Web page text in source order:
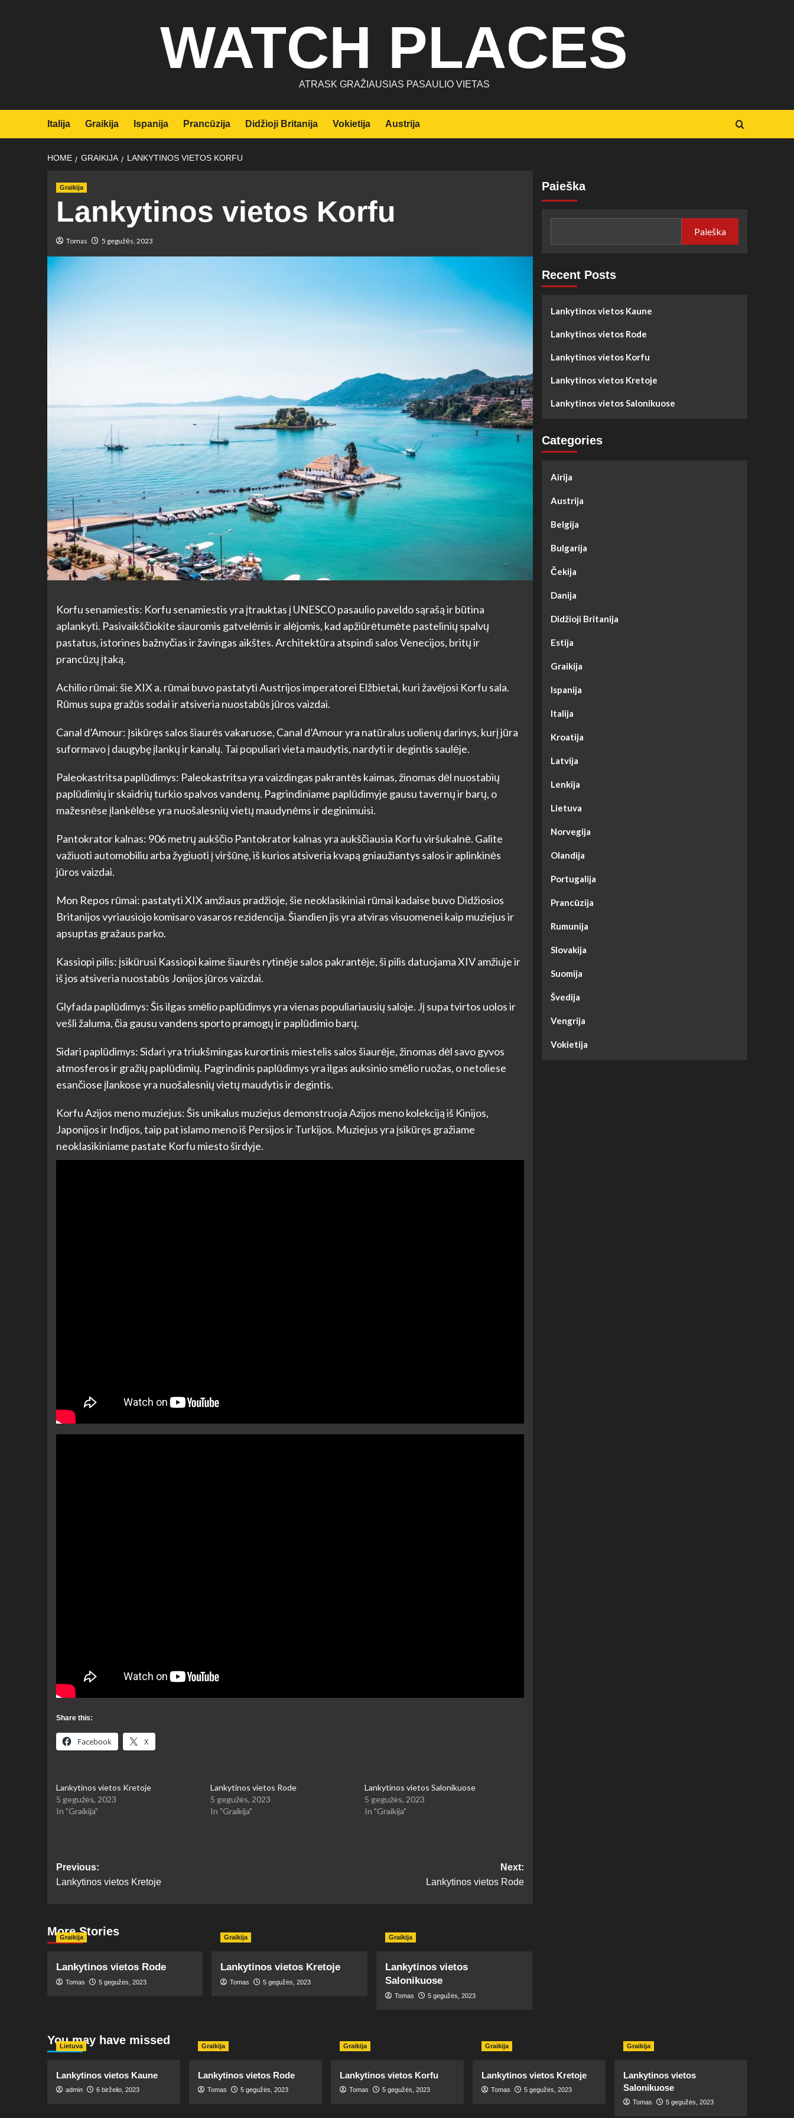
WATCH PLACES
ATRASK GRAŽIAUSIAS PASAULIO VIETAS
Italija Graikija Ispanija Prancūzija Didžioji Britanija Vokietija Austrija
HOME GRAIKIJA LANKYTINOS VIETOS KORFU
Graikija
Lankytinos vietos Korfu
Tomas 5 gegužės, 2023
Korfu senamiestis: Korfu senamiestis yra įtrauktas į UNESCO pasaulio paveldo sąrašą ir būtina
aplankyti. Pasivaikščiokite siauromis gatvelėmis ir alėjomis, kad apžiūrėtumėte pastelinių spalvų
pastatus, istorines bažnyčias ir žavingas aikštes. Architektūra atspindi salos Venecijos, britų ir
prancūzų įtaką.
Achilio rūmai: šie XIX a. rūmai buvo pastatyti Austrijos imperatorei Elžbietai, kuri žavėjosi Korfu sala.
Rūmus supa gražūs sodai ir atsiveria nuostabūs jūros vaizdai.
Canal d’Amour: Įsikūręs salos šiaurės vakaruose, Canal d’Amour yra natūralus uolienų darinys, kurį jūra
suformavo į daugybę įlankų ir kanalų. Tai populiari vieta maudytis, nardyti ir degintis saulėje.
Paleokastritsa paplūdimys: Paleokastritsa yra vaizdingas pakrantės kaimas, žinomas dėl nuostabių
paplūdimių ir skaidrių turkio spalvos vandenų. Pagrindiniame paplūdimyje gausu tavernų ir barų, o
mažesnėse įlankėlėse yra nuošalesnių vietų maudynėms ir deginimuisi.
Pantokrator kalnas: 906 metrų aukščio Pantokrator kalnas yra aukščiausia Korfu viršukalnė. Galite
važiuoti automobiliu arba žygiuoti į viršūnę, iš kurios atsiveria kvapą gniaužiantys salos ir aplinkinės
jūros vaizdai.
Mon Repos rūmai: pastatyti XIX amžiaus pradžioje, šie neoklasikiniai rūmai kadaise buvo Didžiosios
Britanijos vyriausiojo komisaro vasaros rezidencija. Šiandien jis yra atviras visuomenei kaip muziejus ir
apsuptas gražaus parko.
Kassiopi pilis: įsikūrusi Kassiopi kaime šiaurės rytinėje salos pakrantėje, ši pilis datuojama XIV amžiuje ir
iš jos atsiveria nuostabūs Jonijos jūros vaizdai.
Glyfada paplūdimys: Šis ilgas smėlio paplūdimys yra vienas populiariausių saloje. Jį supa tvirtos uolos ir
vešli žaluma, čia gausu vandens sporto pramogų ir paplūdimio barų.
Sidari paplūdimys: Sidari yra triukšmingas kurortinis miestelis salos šiaurėje, žinomas dėl savo gyvos
atmosferos ir gražių paplūdimių. Pagrindinis paplūdimys yra ilgas auksinio smėlio ruožas, o netoliese
esančiose įlankose yra nuošalesnių vietų maudytis ir degintis.
Korfu Azijos meno muziejus: Šis unikalus muziejus demonstruoja Azijos meno kolekciją iš Kinijos,
Japonijos ir Indijos, taip pat islamo meno iš Persijos ir Turkijos. Muziejus yra įsikūręs gražiame
neoklasikiniame pastate Korfu miesto širdyje.
Share this:
Facebook X
Lankytinos vietos Kretoje
5 gegužės, 2023
In "Graikija"
Lankytinos vietos Rode
5 gegužės, 2023
In "Graikija"
Lankytinos vietos Salonikuose
5 gegužės, 2023
In "Graikija"
Post
navigation
Previous:
Lankytinos vietos Kretoje
Next:
Lankytinos vietos Rode
More Stories
Graikija
Lankytinos vietos Rode
Tomas 5 gegužės, 2023
Graikija
Lankytinos vietos Kretoje
Tomas 5 gegužės, 2023
Graikija
Lankytinos vietos
Salonikuose
Tomas 5 gegužės, 2023
Paieška
Paieška
Recent Posts
Lankytinos vietos Kaune
Lankytinos vietos Rode
Lankytinos vietos Korfu
Lankytinos vietos Kretoje
Lankytinos vietos Salonikuose
Categories
Airija
Austrija
Belgija
Bulgarija
Čekija
Danija
Didžioji Britanija
Estija
Graikija
Ispanija
Italija
Kroatija
Latvija
Lenkija
Lietuva
Norvegija
Olandija
Portugalija
Prancūzija
Rumunija
Slovakija
Suomija
Švedija
Vengrija
Vokietija
You may have missed
Lietuva
Lankytinos vietos Kaune
admin 6 birželio, 2023
Graikija
Lankytinos vietos Rode
Tomas 5 gegužės, 2023
Graikija
Lankytinos vietos Korfu
Tomas 5 gegužės, 2023
Graikija
Lankytinos vietos Kretoje
Tomas 5 gegužės, 2023
Graikija
Lankytinos vietos
Salonikuose
Tomas 5 gegužės, 2023